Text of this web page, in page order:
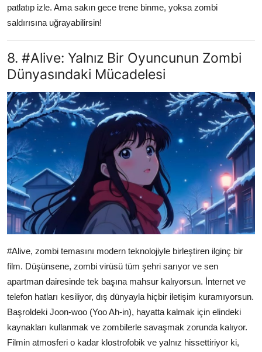
patlatıp izle. Ama sakın gece trene binme, yoksa zombi
saldırısına uğrayabilirsin!
8. #Alive: Yalnız Bir Oyuncunun Zombi
Dünyasındaki Mücadelesi
#Alive, zombi temasını modern teknolojiyle birleştiren ilginç bir
film. Düşünsene, zombi virüsü tüm şehri sarıyor ve sen
apartman dairesinde tek başına mahsur kalıyorsun. İnternet ve
telefon hatları kesiliyor, dış dünyayla hiçbir iletişim kuramıyorsun.
Başroldeki Joon-woo (Yoo Ah-in), hayatta kalmak için elindeki
kaynakları kullanmak ve zombilerle savaşmak zorunda kalıyor.
Filmin atmosferi o kadar klostrofobik ve yalnız hissettiriyor ki,